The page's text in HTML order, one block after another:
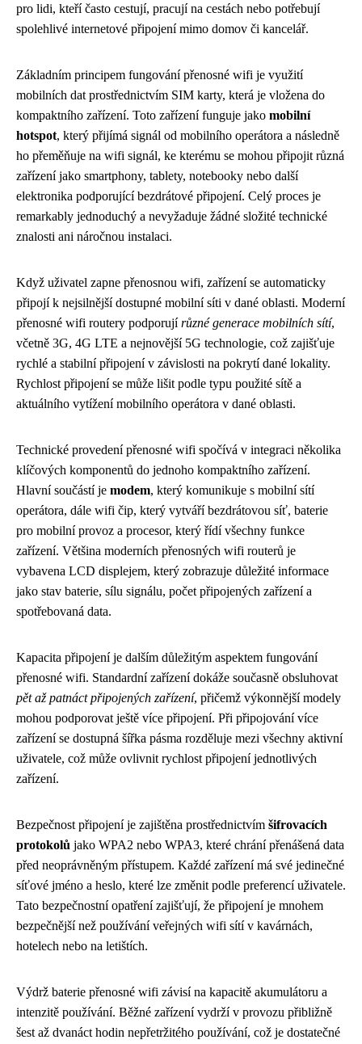
pro lidi, kteří často cestují, pracují na cestách nebo potřebují
spolehlivé internetové připojení mimo domov či kancelář.
Základním principem fungování přenosné wifi je využití
mobilních dat prostřednictvím SIM karty, která je vložena do
kompaktního zařízení. Toto zařízení funguje jako mobilní
hotspot, který přijímá signál od mobilního operátora a následně
ho přeměňuje na wifi signál, ke kterému se mohou připojit různá
zařízení jako smartphony, tablety, notebooky nebo další
elektronika podporující bezdrátové připojení. Celý proces je
remarkably jednoduchý a nevyžaduje žádné složité technické
znalosti ani náročnou instalaci.
Když uživatel zapne přenosnou wifi, zařízení se automaticky
připojí k nejsilnější dostupné mobilní síti v dané oblasti. Moderní
přenosné wifi routery podporujírůzné generace mobilních sítí,
včetně 3G, 4G LTE a nejnovější 5G technologie, což zajišťuje
rychlé a stabilní připojení v závislosti na pokrytí dané lokality.
Rychlost připojení se může lišit podle typu použité sítě a
aktuálního vytížení mobilního operátora v dané oblasti.
Technické provedení přenosné wifi spočívá v integraci několika
klíčových komponentů do jednoho kompaktního zařízení.
Hlavní součástí je modem, který komunikuje s mobilní sítí
operátora, dále wifi čip, který vytváří bezdrátovou síť, baterie
pro mobilní provoz a procesor, který řídí všechny funkce
zařízení. Většina moderních přenosných wifi routerů je
vybavena LCD displejem, který zobrazuje důležité informace
jako stav baterie, sílu signálu, počet připojených zařízení a
spotřebovaná data.
Kapacita připojení je dalším důležitým aspektem fungování
přenosné wifi. Standardní zařízení dokáže současně obsluhovat
pět až patnáct připojených zařízení, přičemž výkonnější modely
mohou podporovat ještě více připojení. Při připojování více
zařízení se dostupná šířka pásma rozděluje mezi všechny aktivní
uživatele, což může ovlivnit rychlost připojení jednotlivých
zařízení.
Bezpečnost připojení je zajištěna prostřednictvím šifrovacích
protokolů jako WPA2 nebo WPA3, které chrání přenášená data
před neoprávněným přístupem. Každé zařízení má své jedinečné
síťové jméno a heslo, které lze změnit podle preferencí uživatele.
Tato bezpečnostní opatření zajišťují, že připojení je mnohem
bezpečnější než používání veřejných wifi sítí v kavárnách,
hotelech nebo na letištích.
Výdrž baterie přenosné wifi závisí na kapacitě akumulátoru a
intenzitě používání. Běžné zařízení vydrží v provozu přibližně
šest až dvanáct hodin nepřetržitého používání, což je dostatečné